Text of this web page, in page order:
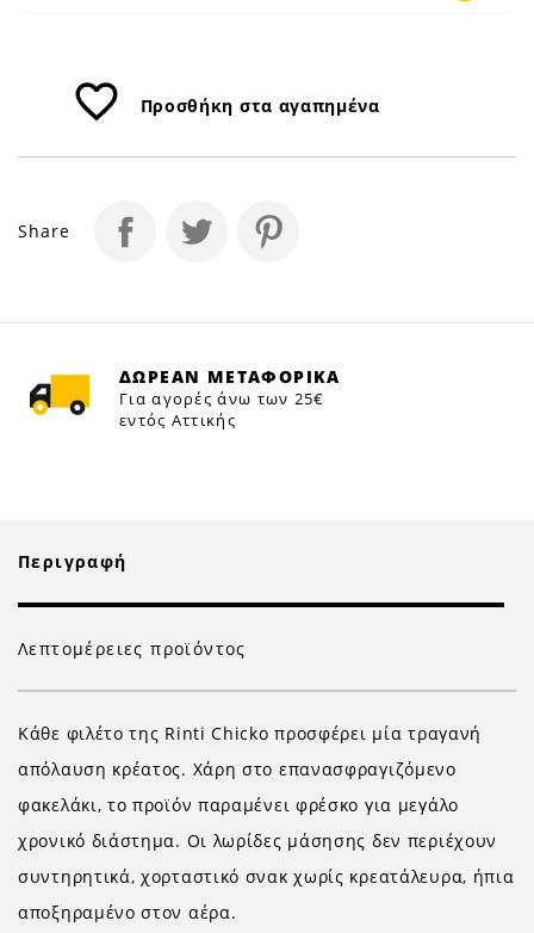
favorite_border Προσθήκη στα αγαπημένα
Share
ΔΩΡΕΑΝ ΜΕΤΑΦΟΡΙΚΑ
Για αγορές άνω των 25€
εντός Αττικής
Περιγραφή
Λεπτομέρειες προϊόντος
Κάθε φιλέτο της Rinti Chicko προσφέρει μία τραγανή
απόλαυση κρέατος. Χάρη στο επανασφραγιζόμενο
φακελάκι, το προϊόν παραμένει φρέσκο για μεγάλο
χρονικό διάστημα. Οι λωρίδες μάσησης δεν περιέχουν
συντηρητικά, χορταστικό σνακ χωρίς κρεατάλευρα, ήπια
αποξηραμένο στον αέρα.